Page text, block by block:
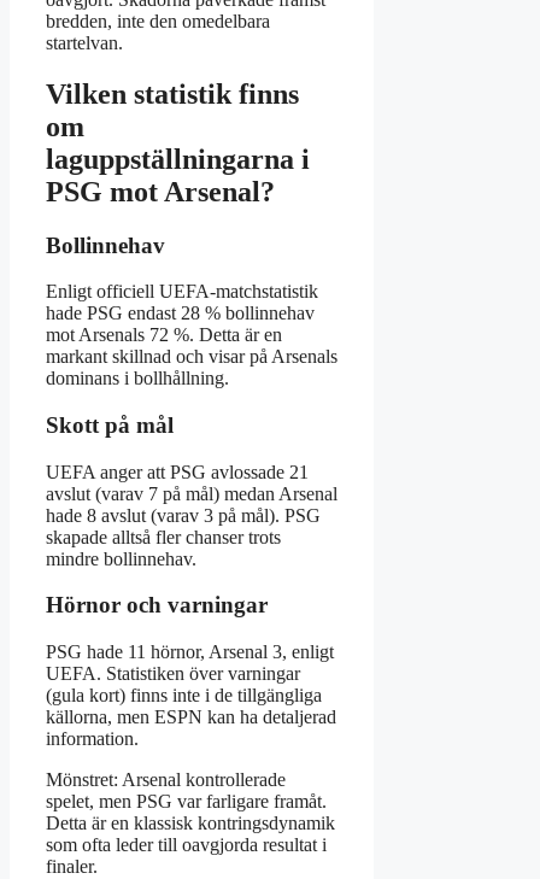
bredden, inte den omedelbara
startelvan.
Vilken statistik finns
om
laguppställningarna i
PSG mot Arsenal?
Bollinnehav
Enligt officiell UEFA-matchstatistik
hade PSG endast 28 % bollinnehav
mot Arsenals 72 %. Detta är en
markant skillnad och visar på Arsenals
dominans i bollhållning.
Skott på mål
UEFA anger att PSG avlossade 21
avslut (varav 7 på mål) medan Arsenal
hade 8 avslut (varav 3 på mål). PSG
skapade alltså fler chanser trots
mindre bollinnehav.
Hörnor och varningar
PSG hade 11 hörnor, Arsenal 3, enligt
UEFA. Statistiken över varningar
(gula kort) finns inte i de tillgängliga
källorna, men ESPN kan ha detaljerad
information.
Mönstret: Arsenal kontrollerade
spelet, men PSG var farligare framåt.
Detta är en klassisk kontringsdynamik
som ofta leder till oavgjorda resultat i
finaler.